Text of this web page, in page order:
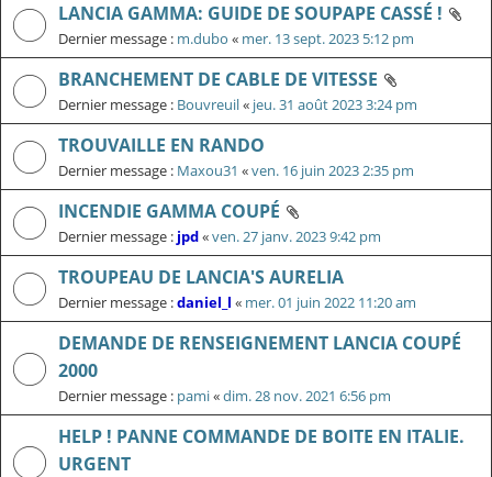
LANCIA GAMMA: GUIDE DE SOUPAPE CASSÉ !
Dernier message : m.dubo « mer. 13 sept. 2023 5:12 pm
BRANCHEMENT DE CABLE DE VITESSE
Dernier message : Bouvreuil« jeu. 31 août 2023 3:24 pm
TROUVAILLE EN RANDO
Dernier message : Maxou31 «ven. 16 juin 2023 2:35 pm
INCENDIE GAMMA COUPÉ
Dernier message : jpd«ven. 27 janv. 2023 9:42 pm
TROUPEAU DE LANCIA'S AURELIA
Dernier message :daniel_l « mer. 01 juin 2022 11:20 am
DEMANDE DE RENSEIGNEMENT LANCIA COUPÉ
2000
Dernier message : pami«dim. 28 nov. 2021 6:56 pm
HELP ! PANNE COMMANDE DE BOITE EN ITALIE.
URGENT